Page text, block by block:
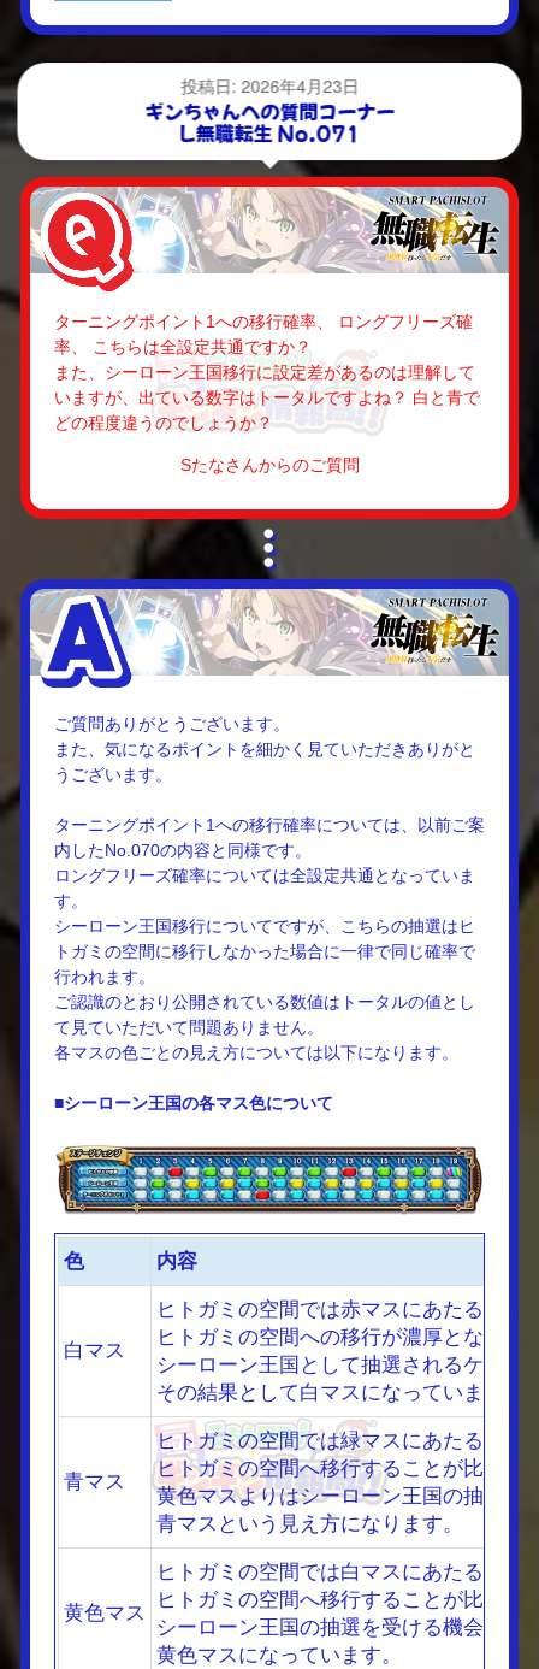
投稿日: 2026年4月23日
ギンちゃんへの質問コーナー
L無職転生 No.071
ターニングポイント1への移行確率、 ロングフリーズ確
率、 こちらは全設定共通ですか？
また、シーローン王国移行に設定差があるのは理解して
いますが、出ている数字はトータルですよね？ 白と青で
どの程度違うのでしょうか？
Sたなさんからのご質問
ご質問ありがとうございます。
また、気になるポイントを細かく見ていただきありがと
うございます。
ターニングポイント1への移行確率については、以前ご案
内したNo.070の内容と同様です。
ロングフリーズ確率については全設定共通となっていま
す。
シーローン王国移行についてですが、こちらの抽選はヒ
トガミの空間に移行しなかった場合に一律で同じ確率で
行われます。
ご認識のとおり公開されている数値はトータルの値とし
て見ていただいて問題ありません。
各マスの色ごとの見え方については以下になります。
■シーローン王国の各マス色について
色 内容
白マス
ヒトガミの空間では赤マスにあたる箇所
ヒトガミの空間への移行が濃厚となるた
シーローン王国として抽選されるケース
その結果として白マスになっています。
青マス
ヒトガミの空間では緑マスにあたる箇所
ヒトガミの空間へ移行することが比較的
黄色マスよりはシーローン王国の抽選頻
青マスという見え方になります。
黄色マス
ヒトガミの空間では白マスにあたる箇所
ヒトガミの空間へ移行することが比較的
シーローン王国の抽選を受ける機会が多
黄色マスになっています。